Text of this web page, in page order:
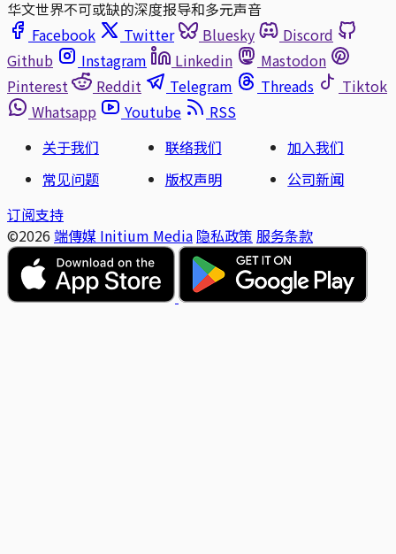
华文世界不可或缺的深度报导和多元声音
Facebook
Twitter Bluesky
Discord
Github
Instagram Linkedin
Mastodon
Pinterest
Reddit Telegram Threads
Tiktok
Whatsapp
Youtube
RSS
关于我们
联络我们
加入我们
常见问题
版权声明
公司新闻
订阅支持
©2026 端傳媒 Initium Media 隐私政策 服务条款